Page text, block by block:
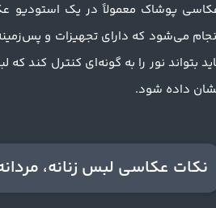
پوشاک معمولاً در یک استودیو
می‌شود که دارای تجهیزات و
بتواند نور را به گونه‌ای کنترل کند
داده شود.
نکات عکاسی لبس زنانه،